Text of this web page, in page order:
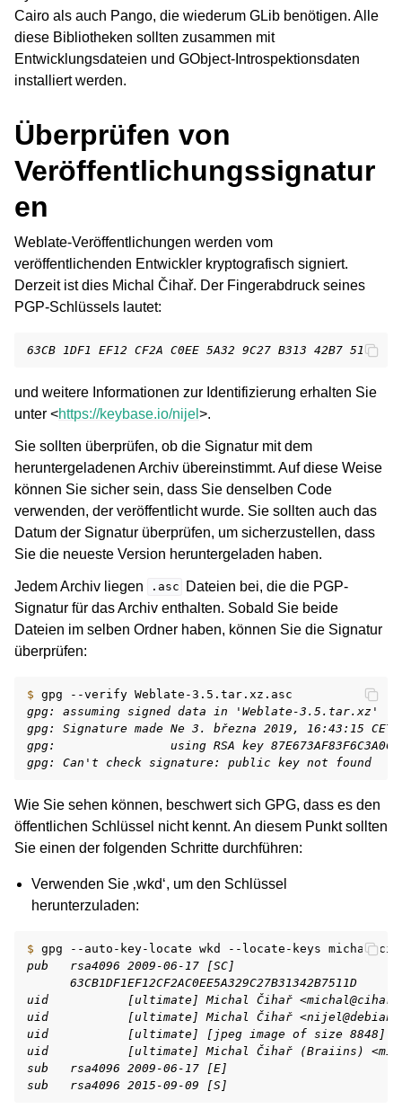
Cairo als auch Pango, die wiederum GLib benötigen. Alle
diese Bibliotheken sollten zusammen mit
Entwicklungsdateien und GObject-Introspektionsdaten
installiert werden.
Überprüfen von
Veröffentlichungssignatur
en
Weblate-Veröffentlichungen werden vom
veröffentlichenden Entwickler kryptografisch signiert.
Derzeit ist dies Michal Čihař. Der Fingerabdruck seines
PGP-Schlüssels lautet:
63CB 1DF1 EF12 CF2A C0EE 5A32 9C27 B313 42B7 511D
und weitere Informationen zur Identifizierung erhalten Sie
unter <https://keybase.io/nijel >.
Sie sollten überprüfen, ob die Signatur mit dem
heruntergeladenen Archiv übereinstimmt. Auf diese Weise
können Sie sicher sein, dass Sie denselben Code
verwenden, der veröffentlicht wurde. Sie sollten auch das
Datum der Signatur überprüfen, um sicherzustellen, dass
Sie die neueste Version heruntergeladen haben.
Jedem Archiv liegen .asc
Dateien bei, die die PGP-
Signatur für das Archiv enthalten. Sobald Sie beide
Dateien im selben Ordner haben, können Sie die Signatur
überprüfen:
$ gpg --verify
gpg: assuming signed data in 'Weblate-3.5.tar.xz'
gpg: Signature made Ne 3. března 2019, 16:43:15 CET
gpg:                using RSA key
gpg: Can't check signature: public key not found
Wie Sie sehen können, beschwert sich GPG, dass es den
öffentlichen Schlüssel nicht kennt. An diesem Punkt sollten
Sie einen der folgenden Schritte durchführen:
Verwenden Sie ‚wkd‘, um den Schlüssel
herunterzuladen:
$ gpg --auto-key-locate wkd
--locate-keys
pub   rsa4096 2009-06-17 [SC]
      63CB1DF1EF12CF2AC0EE5A329C27B31342B7511D
uid           [ultimate] Michal Čihař
uid           [ultimate] Michal Čihař
uid           [ultimate] [jpeg image of size 8848]
uid           [ultimate] Michal Čihař (Braiins)
sub   rsa4096 2009-06-17 [E]
sub   rsa4096 2015-09-09 [S]